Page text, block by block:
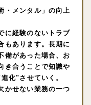
・メンタル」の向上
に経験のないトラブ
もあります。長期に
備があった場合、お
き合うことで知識や
化"させていく。
かせない業務の一つ